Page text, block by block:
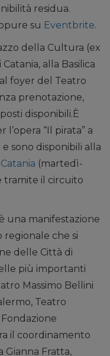
residua.
su Eventbrite.
della Cultura (ex
alla Basilica
foyer del Teatro
prenotazione,
disponibili.È
“Il pirata” a
sono disponibili alla
(martedì-
tramite il circuito
una manifestazione
che si
delle Città di
più importanti
Massimo Bellini
Teatro
Fondazione
il coordinamento
Gianna Fratta,